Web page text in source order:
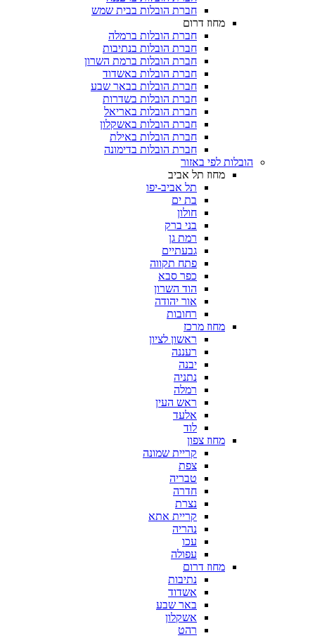
חברת הובלות בבית שמש
מחוז דרום
חברת הובלות ברמלה
חברת הובלות בנתיבות
חברת הובלות ברמת השרון
חברת הובלות באשדוד
חברת הובלות בבאר שבע
חברת הובלות בשדרות
חברת הובלות באריאל
חברת הובלות באשקלון
חברת הובלות באילת
חברת הובלות בדימונה
הובלות לפי באזור
מחוז תל אביב
תל אביב-יפו
בת ים
חולון
בני ברק
רמת גן
גבעתיים
פתח תקווה
כפר סבא
הוד השרון
אור יהודה
רחובות
מחוז מרכז
ראשון לציון
רעננה
יבנה
נתניה
רמלה
ראש העין
אלעד
לוד
מחוז צפון
קריית שמונה
צפת
טבריה
חדרה
נצרת
קריית אתא
נהריה
עכו
עפולה
מחוז דרום
נתיבות
אשדוד
באר שבע
אשקלון
רהט